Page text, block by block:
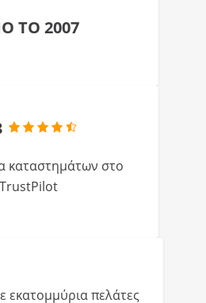
ΤΟ 2007
καταστημάτων στο
TrustPilot
εκατομμύρια πελάτες